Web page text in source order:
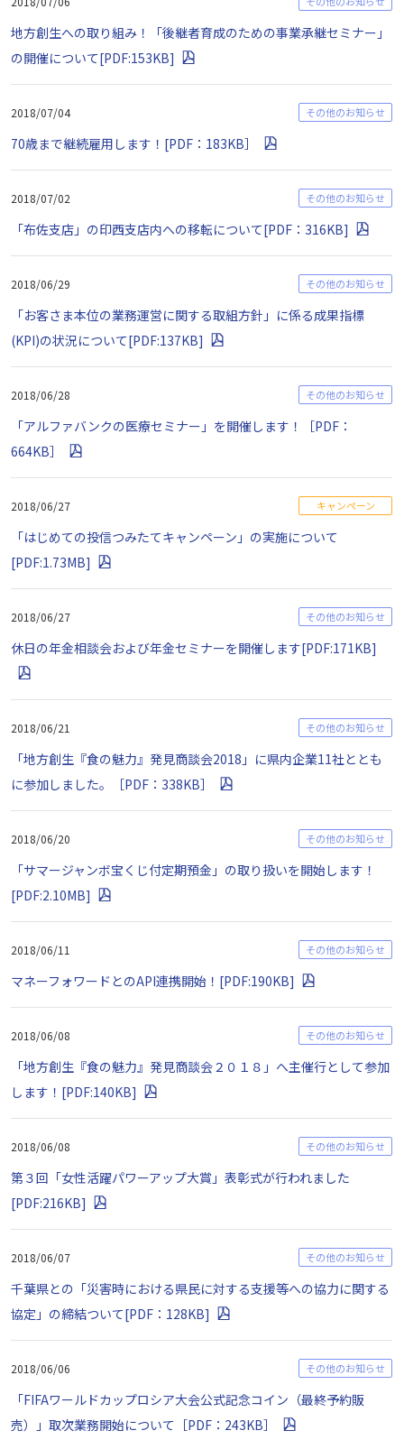
地方創生への取り組み！「後継者育成のための事業承継セミナー」
の開催について[PDF:153KB]
2018/07/04 その他のお知らせ
70歳まで継続雇用します！[PDF：183KB］
2018/07/02 その他のお知らせ
「布佐支店」の印西支店内への移転について[PDF：316KB]
2018/06/29 その他のお知らせ
「お客さま本位の業務運営に関する取組方針」に係る成果指標
(KPI)の状況について[PDF:137KB]
2018/06/28 その他のお知らせ
「アルファバンクの医療セミナー」を開催します！［PDF：
664KB］
2018/06/27 キャンペーン
「はじめての投信つみたてキャンペーン」の実施について
[PDF:1.73MB]
2018/06/27 その他のお知らせ
休日の年金相談会および年金セミナーを開催します[PDF:171KB]
2018/06/21 その他のお知らせ
「地方創生『食の魅力』発見商談会2018」に県内企業11社ととも
に参加しました。［PDF：338KB］
2018/06/20 その他のお知らせ
「サマージャンボ宝くじ付定期預金」の取り扱いを開始します！
[PDF:2.10MB]
2018/06/11 その他のお知らせ
マネーフォワードとのAPI連携開始！[PDF:190KB]
2018/06/08 その他のお知らせ
「地方創生『食の魅力』発見商談会２０１８」へ主催行として参加
します！[PDF:140KB]
2018/06/08 その他のお知らせ
第３回「女性活躍パワーアップ大賞」表彰式が行われました
[PDF:216KB]
2018/06/07 その他のお知らせ
千葉県との「災害時における県民に対する支援等への協力に関する
協定」の締結ついて[PDF：128KB]
2018/06/06 その他のお知らせ
「FIFAワールドカップロシア大会公式記念コイン（最終予約販
売）」取次業務開始について［PDF：243KB］